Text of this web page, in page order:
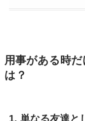
用事がある時
は？
1. 単なる友達と